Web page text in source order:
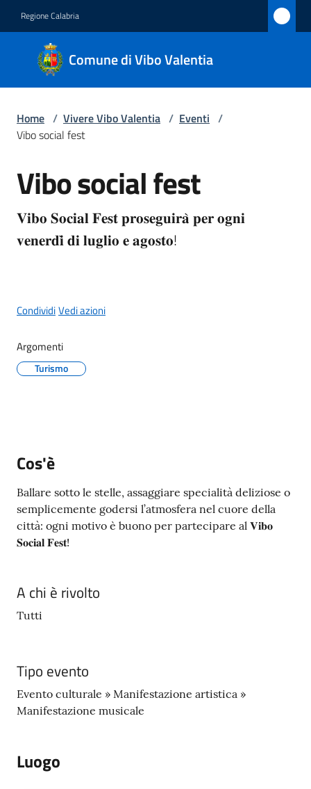
Regione Calabria
Comune di Vibo Valentia
Comune
di Vibo
Valentia
Novità
Servizi
Menu selezionato
r
e
t
o
r
i
Tutti
gli
Seguici
su
Home / Vivere Vibo Valentia / Eventi /
Vibo social fest
Salta al contenuto
Vibo social fest
𝐕𝐢𝐛𝐨 𝐒𝐨𝐜𝐢𝐚𝐥 𝐅𝐞𝐬𝐭 𝐩𝐫𝐨𝐬𝐞𝐠𝐮𝐢𝐫𝐚̀ 𝐩𝐞𝐫 𝐨𝐠𝐧𝐢
𝐯𝐞𝐧𝐞𝐫𝐝𝐢̀ 𝐝𝐢 𝐥𝐮𝐠𝐥𝐢𝐨 𝐞 𝐚𝐠𝐨𝐬𝐭𝐨!
CondividiVedi azioni
Argomenti
Turismo
Cos'è
Ballare sotto le stelle, assaggiare specialità deliziose o
semplicemente godersi l’atmosfera nel cuore della
città: ogni motivo è buono per partecipare al 𝐕𝐢𝐛𝐨
𝐒𝐨𝐜𝐢𝐚𝐥 𝐅𝐞𝐬𝐭!
A chi è rivolto
Tutti
Tipo evento
Evento culturale » Manifestazione artistica »
Manifestazione musicale
Luogo